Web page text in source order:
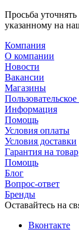
Просьба
указанному на
Компания
О компании
Новости
Вакансии
Магазины
Информация
Помощь
Условия оплаты
Условия доставки
Гарантия на товар
Помощь
Блог
Вопрос-ответ
Бренды
Оставайтесь на
Вконтакте